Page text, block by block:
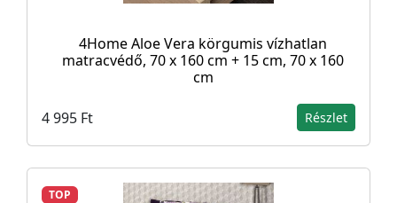
4Home Aloe Vera körgumis vízhatlan
matracvédő, 70 x 160 cm + 15 cm, 70 x 160
cm
4 995 Ft Részlet
TOP